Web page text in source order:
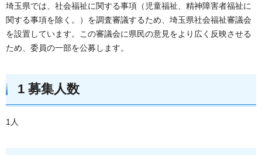
埼玉県では、社会福祉に関する事項（児童福祉、精神障害者福祉に
関する事項を除く。）を調査審議するため、埼玉県社会福祉審議会
を設置しています。この審議会に県民の意見をより広く反映させる
ため、委員の一部を公募します。
1 募集人数
1人